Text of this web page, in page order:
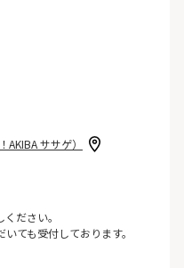
ササゲ）
ださい。
ても受付しております。